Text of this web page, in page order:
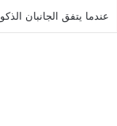
7 خطوات لشفاء القلب المجروح